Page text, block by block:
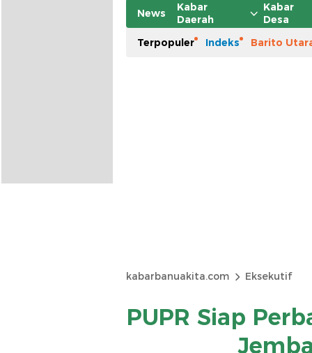
News
Kabar
Daerah
Kabar
Desa
Terpopuler
Indeks Barito
kabarbanuakita.com Eksekutif
PUPR Siap